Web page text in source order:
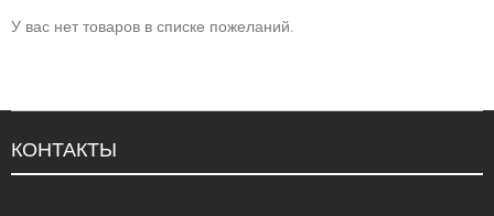
У вас нет товаров в списке пожеланий.
КОНТАКТЫ